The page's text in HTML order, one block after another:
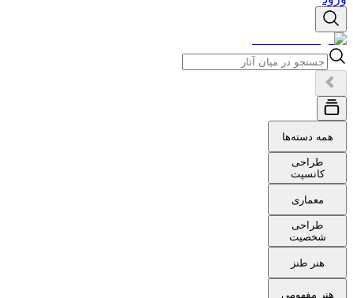
همه دسته‌ها
طراحی
کانسپت
معماری
طراحی
شخصیت
هنر طنز
هنر مفهومی